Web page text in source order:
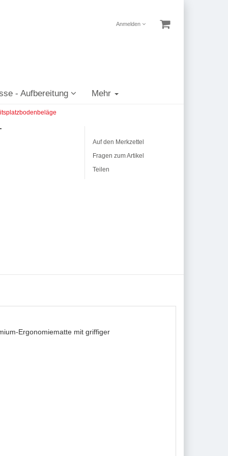
Anmelden
- Aufbereitung Mehr
Auf den Merkzettel
Fragen zum Artikel
Teilen
Ergonomiematte mit griffiger